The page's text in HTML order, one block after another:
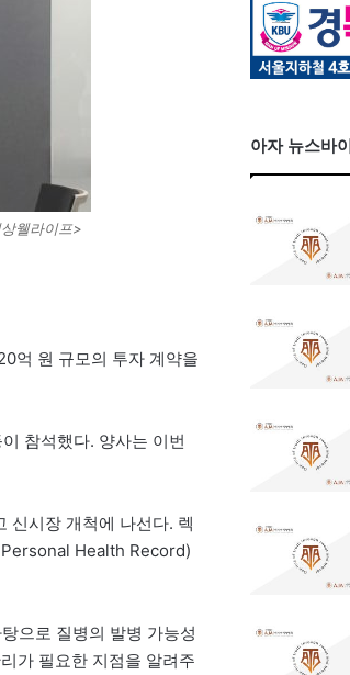
웰라이프>
억 원 규모의 투자 계약을
참석했다. 양사는 이번
신시장 개척에 나선다. 렉
Personal Health Record)
으로 질병의 발병 가능성
가 필요한 지점을 알려주
아자 뉴스